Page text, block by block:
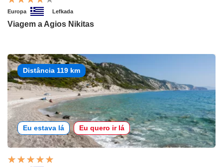
Europa Lefkada
Viagem a Agios Nikitas
Distância 119 km
Eu estava lá Eu quero ir lá